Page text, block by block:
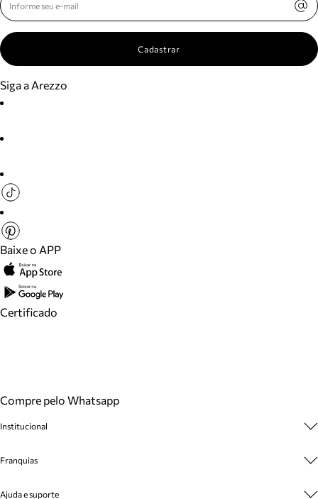
Cadastrar
Siga a Arezzo
Baixe o APP
Certificado
Compre pelo Whatsapp
Institucional
Cashback
Franquias
Ajuda e suporte